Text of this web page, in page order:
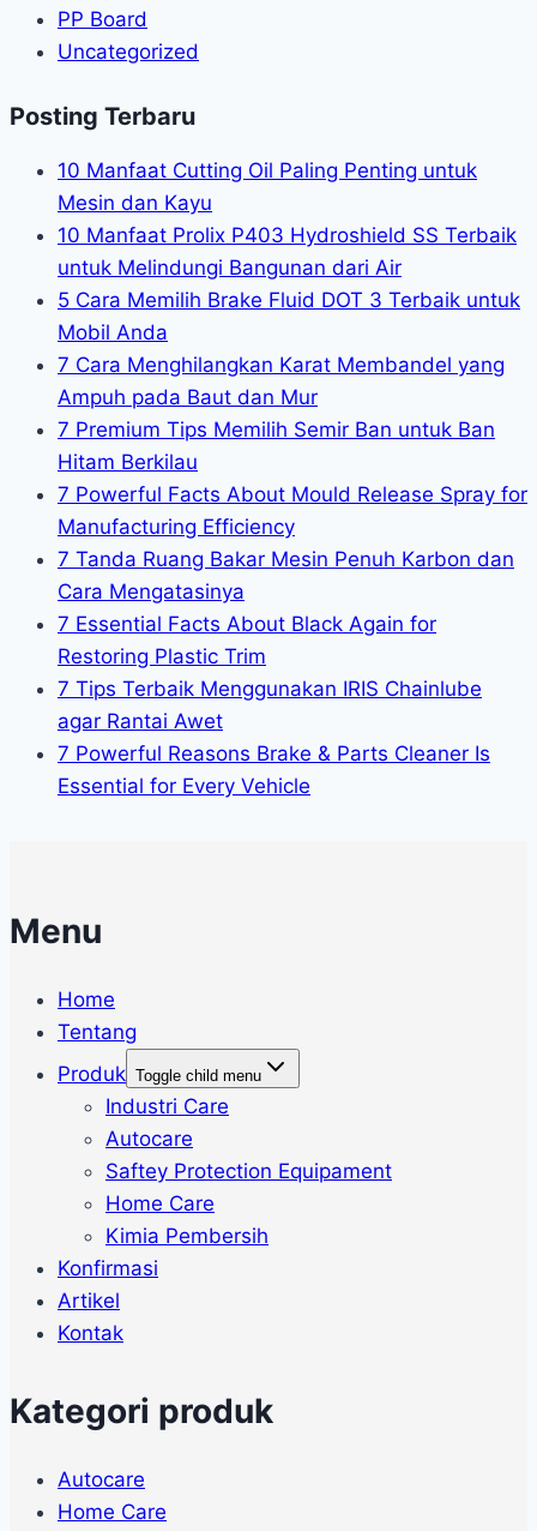
PP Board
Uncategorized
Posting Terbaru
10 Manfaat Cutting Oil Paling Penting untuk
Mesin dan Kayu
10 Manfaat Prolix P403 Hydroshield SS Terbaik
untuk Melindungi Bangunan dari Air
5 Cara Memilih Brake Fluid DOT 3 Terbaik untuk
Mobil Anda
7 Cara Menghilangkan Karat Membandel yang
Ampuh pada Baut dan Mur
7 Premium Tips Memilih Semir Ban untuk Ban
Hitam Berkilau
7 Powerful Facts About Mould Release Spray for
Manufacturing Efficiency
7 Tanda Ruang Bakar Mesin Penuh Karbon dan
Cara Mengatasinya
7 Essential Facts About Black Again for
Restoring Plastic Trim
7 Tips Terbaik Menggunakan IRIS Chainlube
agar Rantai Awet
7 Powerful Reasons Brake & Parts Cleaner Is
Essential for Every Vehicle
Menu
Home
Tentang
Produk Toggle child menu
Industri Care
Autocare
Saftey Protection Equipament
Home Care
Kimia Pembersih
Konfirmasi
Artikel
Kontak
Kategori produk
Autocare
Home Care